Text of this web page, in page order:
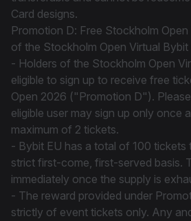
Card designs.
Promotion D: Free Stockholm
of the Stockholm Open Virtual Bybit
- Holders of the Stockholm Open
eligible to sign up to receive free
Open 2026 ("Promotion D").
eligible user may sign up only once
maximum of 2 tickets.
- Bybit EU has a total of 100 tickets
strict first-come, first-served basis.
immediately once the supply is
- The reward provided under
strictly of event tickets only. Any